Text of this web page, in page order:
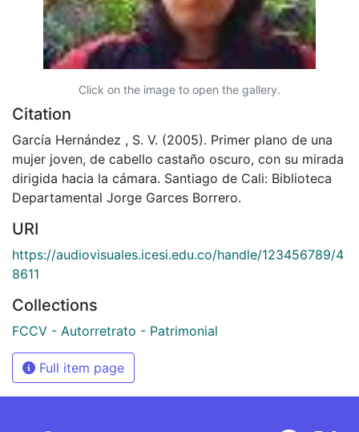
Click on the image to open the gallery.
Citation
García Hernández , S. V. (2005). Primer plano de una
mujer joven, de cabello castaño oscuro, con su mirada
dirigida hacia la cámara. Santiago de Cali: Biblioteca
Departamental Jorge Garces Borrero.
URI
https://audiovisuales.icesi.edu.co/handle/123456789/4
8611
Collections
FCCV - Autorretrato - Patrimonial
Full item page